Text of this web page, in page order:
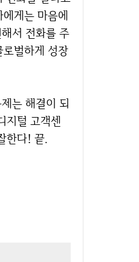
게는 마음에
서 전화를 주
벌하게 성장
지털 고객센
한다! 끝.